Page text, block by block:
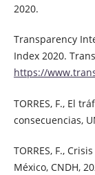
2020.
Transparency
Index 2020.
https://
TORRES, F., El
consecuencias,
TORRES, F.,
México, CNDH,